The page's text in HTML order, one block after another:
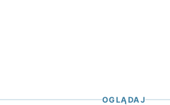
OGLĄDAJ